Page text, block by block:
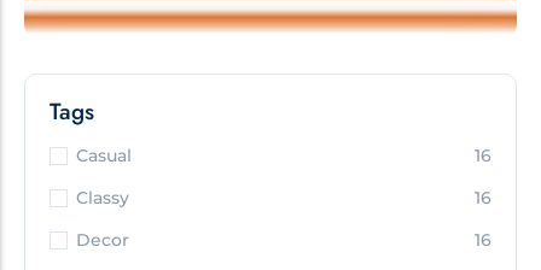
Tags
Casual
16
Classy
16
Decor
16